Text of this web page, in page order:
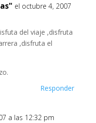
el octubre 4, 2007
del viaje ,disfruta
,disfruta el
Responder
a las 12:32 pm